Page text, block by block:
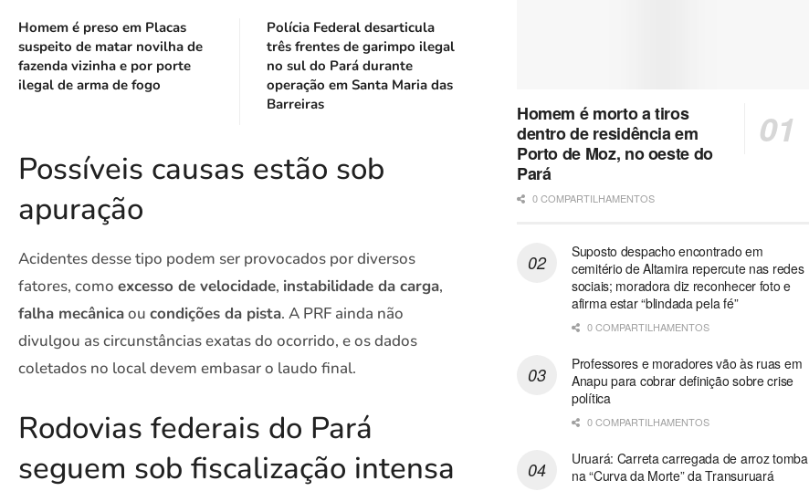
Homem é preso em Placas
suspeito de matar novilha de
fazenda vizinha e por porte
ilegal de arma de fogo
Polícia Federal desarticula
três frentes de garimpo ilegal
no sul do Pará durante
operação em Santa Maria das
Barreiras
Possíveis causas estão sob
apuração
Acidentes desse tipo podem ser provocados por diversos
fatores, como excesso de velocidade, instabilidade da carga,
falha mecânicaou condições da pista. A PRF ainda não
divulgou as circunstâncias exatas do ocorrido, e os dados
coletados no local devem embasar o laudo final.
Rodovias federais do Pará
seguem sob fiscalização intensa
Homem é morto a tiros
dentro de residência em
Porto de Moz, no oeste do
Pará
0 COMPARTILHAMENTOS
Suposto despacho encontrado em
cemitério de Altamira repercute nas redes
sociais; moradora diz reconhecer foto e
afirma estar “blindada pela fé”
0 COMPARTILHAMENTOS
Professores e moradores vão às ruas em
Anapu para cobrar definição sobre crise
política
0 COMPARTILHAMENTOS
Uruará: Carreta carregada de arroz tomba
na “Curva da Morte” da Transuruará